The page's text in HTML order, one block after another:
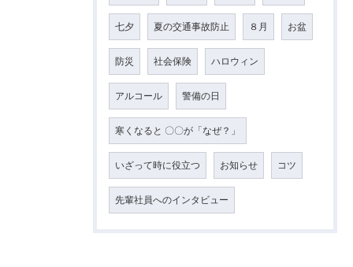
七夕 夏の交通事故防止 ８月 お盆
防災 社会保険 ハロウィン
アルコール 警備の日
寒くなると 〇〇が「なぜ？」
いざって時に役立つ お知らせ コツ
先輩社員へのインタビュー